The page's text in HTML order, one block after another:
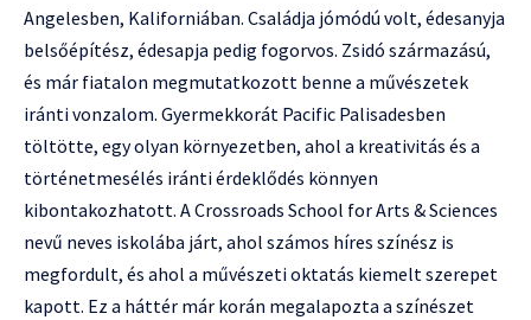
Angelesben, Kaliforniában. Családja jómódú volt, édesanyja
belsőépítész, édesapja pedig fogorvos. Zsidó származású,
és már fiatalon megmutatkozott benne a művészetek
iránti vonzalom. Gyermekkorát Pacific Palisadesben
töltötte, egy olyan környezetben, ahol a kreativitás és a
történetmesélés iránti érdeklődés könnyen
kibontakozhatott. A Crossroads School for Arts & Sciences
nevű neves iskolába járt, ahol számos híres színész is
megfordult, és ahol a művészeti oktatás kiemelt szerepet
kapott. Ez a háttér már korán megalapozta a színészet